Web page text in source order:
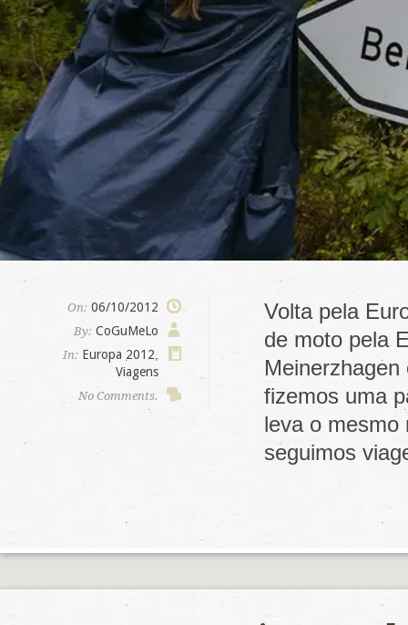
On: 06/10/2012
By: CoGuMeLo
In: Europa 2012
Viagens
No Comments.
Volta pela
de moto pela
fizemos uma
leva o mesmo
seguimos